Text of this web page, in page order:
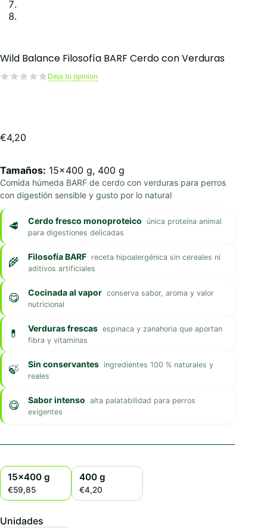
Wild Balance Filosofía BARF Cerdo con Verduras
Deja tu opinion
€4,20
Tamaños: 15x400 g, 400 g
Comida húmeda BARF de cerdo con verduras para perros
con digestión sensible y gusto por lo natural
Cerdo fresco monoproteico
única proteína animal
para digestiones delicadas
Filosofía BARF receta hipoalergénica sin cereales ni
aditivos artificiales
Cocinada al vapor conserva sabor, aroma y valor
nutricional
Verduras frescas espinaca y zanahoria que aportan
fibra y vitaminas
Sin conservantes ingredientes 100 % naturales y
reales
Sabor intenso alta palatabilidad para perros
exigentes
15x400 g
€59,85
400 g
€4,20
Unidades